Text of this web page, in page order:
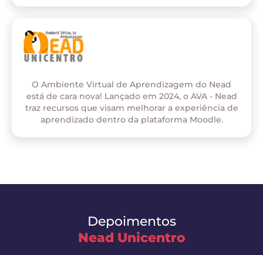
O Ambiente Virtual de Aprendizagem do Nead
está de cara nova! Lançado em 2024, o AVA - Nead
traz recursos que visam melhorar a experiência de
aprendizado dentro da plataforma Moodle.
Depoimentos
Nead Unicentro